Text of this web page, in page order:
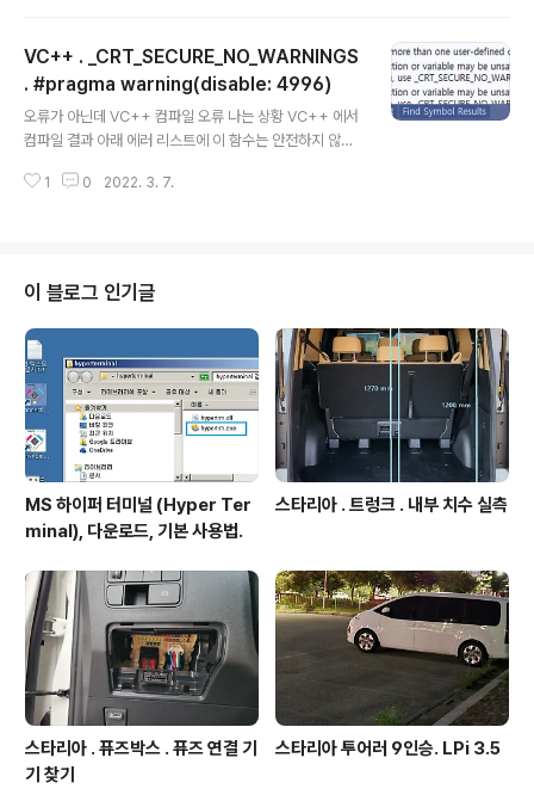
데이터 보안, 암호화 및 네트워크 보안에 대한 암호화 보안 소프트웨어를 만드
는 데 사용할 수 있는 암호화 API입니..
VC++ . _CRT_SECURE_NO_WARNINGS
. #pragma warning(disable: 4996)
오류가 아닌데 VC++ 컴파일 오류 나는 상황 VC++ 에서
컴파일 결과 아래 에러 리스트에 이 함수는 안전하지 않다.
URE_NO_WARNINGS 추가하라는 문구 보이는 경우 해
제시해준 함수를 사용해도 되고 아래처럼 코드에 기록해두
면 C4996 은 오류로 처리하지 않고 정상적으로 컴파일
가능. #pragma warning(disable: 4996) 첫 등록 : 2
022.03.07 최종 수정 : 단축 주소 : https://igotit.tistor
y.com/3532
1 0 2022. 3. 7.
이 블로그 인기글
MS 하이퍼 터미널 (Hyper Ter
minal), 다운로드, 기본 사용법.
스타리아 . 트렁크 . 내부 치수 실측
스타리아 . 퓨즈박스 . 퓨즈 연결 기
기 찾기
스타리아 투어러 9인승. LPi 3.5